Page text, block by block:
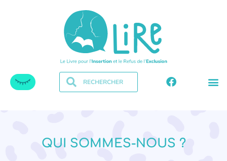
QUI SOMMES-NOUS ?